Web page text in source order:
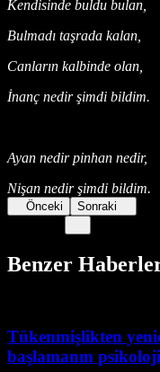
Kendisinde buldu bulan,
Bulmadı taşrada kalan,
Canların kalbinde olan,
İnanç nedir şimdi bildim.
Ayan nedir pinhan nedir,
Nişan nedir şimdi bildim.
Önceki Sonraki
Benzer
Tükenmişlikten
başlamanın